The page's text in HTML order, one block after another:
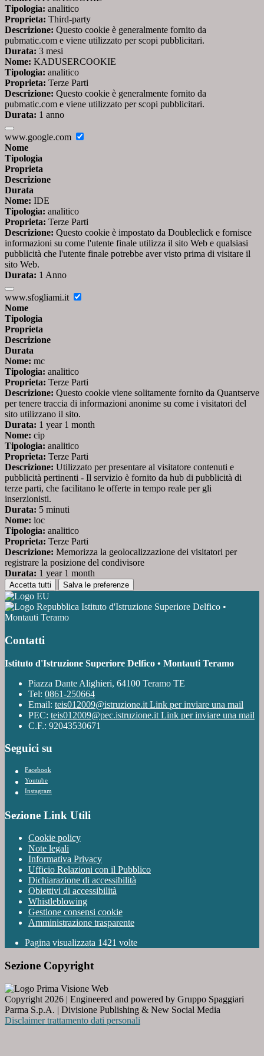
Tipologia: analitico
Proprieta: Third-party
Descrizione: Questo cookie è generalmente fornito da
pubmatic.com e viene utilizzato per scopi pubblicitari.
Durata: 3 mesi
Nome: KADUSERCOOKIE
Tipologia: analitico
Proprieta: Terze Parti
Descrizione: Questo cookie è generalmente fornito da
pubmatic.com e viene utilizzato per scopi pubblicitari.
Durata: 1 anno
www.google.com
Nome
Tipologia
Proprieta
Descrizione
Durata
Nome: IDE
Tipologia: analitico
Proprieta: Terze Parti
Descrizione: Questo cookie è impostato da Doubleclick e fornisce
informazioni su come l'utente finale utilizza il sito Web e qualsiasi
pubblicità che l'utente finale potrebbe aver visto prima di visitare il
sito Web.
Durata: 1 Anno
www.sfogliami.it
Nome
Tipologia
Proprieta
Descrizione
Durata
Nome: mc
Tipologia: analitico
Proprieta: Terze Parti
Descrizione: Questo cookie viene solitamente fornito da Quantserve
per tenere traccia di informazioni anonime su come i visitatori del
sito utilizzano il sito.
Durata: 1 year 1 month
Nome: cip
Tipologia: analitico
Proprieta: Terze Parti
Descrizione: Utilizzato per presentare al visitatore contenuti e
pubblicità pertinenti - Il servizio è fornito da hub di pubblicità di
terze parti, che facilitano le offerte in tempo reale per gli
inserzionisti.
Durata: 5 minuti
Nome: loc
Tipologia: analitico
Proprieta: Terze Parti
Descrizione: Memorizza la geolocalizzazione dei visitatori per
registrare la posizione del condivisore
Durata: 1 year 1 month
Accetta tutti Salva le preferenze
Istituto d'Istruzione Superiore Delfico •
Montauti Teramo
Contatti
Istituto d'Istruzione Superiore Delfico • Montauti Teramo
Piazza Dante Alighieri, 64100 Teramo TE
Tel: 0861-250664
Email: teis012009@istruzione.it Link per inviare una mail
PEC: teis012009@pec.istruzione.it Link per inviare una mail
C.F.: 92043530671
Seguici su
Facebook
Youtube
Instagram
Sezione Link Utili
Cookie policy
Note legali
Informativa Privacy
Ufficio Relazioni con il Pubblico
Dichiarazione di accessibilità
Obiettivi di accessibilità
Whistleblowing
Gestione consensi cookie
Amministrazione trasparente
Pagina visualizzata 1421 volte
Sezione Copyright
Copyright 2026 | Engineered and powered by Gruppo Spaggiari
Parma S.p.A. | Divisione Publishing & New Social Media
Disclaimer trattamento dati personali